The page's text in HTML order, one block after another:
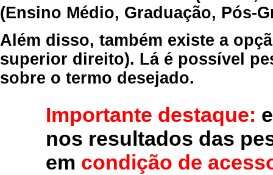
(Ensino Médio, Graduação, Pós-
Além disso, também existe a
superior direito). Lá é possível
sobre o termo desejado.
Importante destaque:
nos resultados das
em condição de